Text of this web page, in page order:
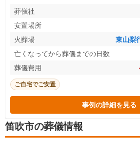
葬儀社
安置場所
火葬場
東山梨
亡くなってから葬儀までの日数
葬儀費用
ご自宅でご安置
事例の詳細を見る
笛吹市の葬儀情報